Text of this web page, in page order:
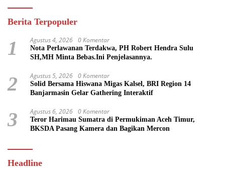
Berita Terpopuler
1 Agustus 4, 2026 0 Komentar
Nota Perlawanan Terdakwa, PH Robert Hendra Sulu
SH,MH Minta Bebas.Ini Penjelasannya.
2 Agustus 5, 2026 0 Komentar
Solid Bersama Hiswana Migas Kalsel, BRI Region 14
Banjarmasin Gelar Gathering Interaktif
3 Agustus 6, 2026 0 Komentar
Teror Harimau Sumatra di Permukiman Aceh Timur,
BKSDA Pasang Kamera dan Bagikan Mercon
Headline